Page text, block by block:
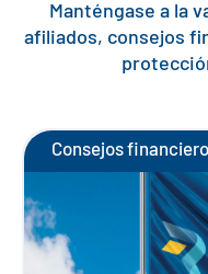
Manténgase a la
afiliados, consejos
Consejos